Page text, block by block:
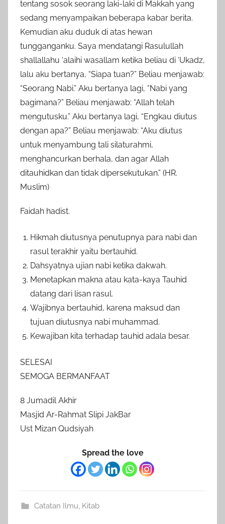
tentang sosok seorang laki-laki di Makkah yang
sedang menyampaikan beberapa kabar berita.
Kemudian aku duduk di atas hewan
tungganganku. Saya mendatangi Rasulullah
shallallahu ‘alaihi wasallam ketika beliau di ‘Ukadz,
lalu aku bertanya, “Siapa tuan?” Beliau menjawab:
“Seorang Nabi.” Aku bertanya lagi, “Nabi yang
bagimana?” Beliau menjawab: “Allah telah
mengutusku.” Aku bertanya lagi, “Engkau diutus
dengan apa?” Beliau menjawab: “Aku diutus
untuk menyambung tali silaturahmi,
menghancurkan berhala, dan agar Allah
ditauhidkan dan tidak dipersekutukan.” (HR.
Muslim)
Faidah hadist.
Hikmah diutusnya penutupnya para nabi dan
rasul terakhir yaitu bertauhid.
Dahsyatnya ujian nabi ketika dakwah.
Menetapkan makna atau kata-kaya Tauhid
datang dari lisan rasul.
Wajibnya bertauhid, karena maksud dan
tujuan diutusnya nabi muhammad.
Kewajiban kita terhadap tauhid adala besar.
SELESAI
SEMOGA BERMANFAAT
8 Jumadil Akhir
Masjid Ar-Rahmat Slipi JakBar
Ust Mizan Qudsiyah
Spread the love
Catatan Ilmu, Kitab